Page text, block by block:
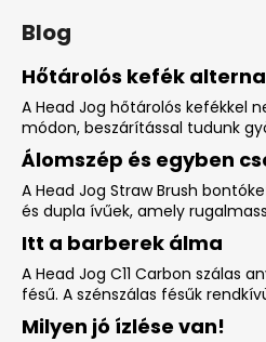
Blog
Hőtárolós kefék
A Head Jog hőtárolós kefékkel
módon, beszárítással tudunk
Álomszép és egyben
A Head Jog Straw Brush
és dupla ívűek, amely
Itt a barberek álma
A Head Jog C11 Carbon szálas
fésű. A szénszálas fésűk
Milyen jó ízlése van!